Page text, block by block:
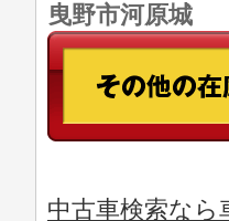
曳野市河原城
中古車検索な